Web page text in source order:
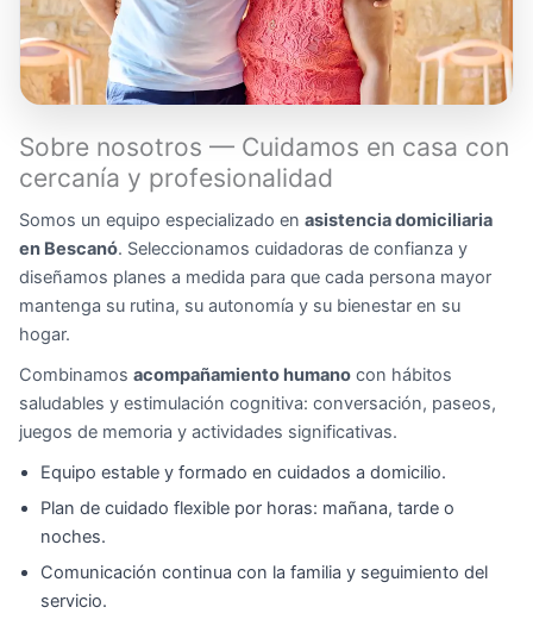
Sobre nosotros — Cuidamos en casa con
cercanía y profesionalidad
Somos un equipo especializado en asistencia domiciliaria
en Bescanó. Seleccionamos cuidadoras de confianza y
diseñamos planes a medida para que cada persona mayor
mantenga su rutina, su autonomía y su bienestar en su
hogar.
Combinamos acompañamiento humano con hábitos
saludables y estimulación cognitiva: conversación, paseos,
juegos de memoria y actividades significativas.
Equipo estable y formado en cuidados a domicilio.
Plan de cuidado flexible por horas: mañana, tarde o
noches.
Comunicación continua con la familia y seguimiento del
servicio.